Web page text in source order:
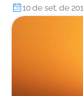
10 de set. de